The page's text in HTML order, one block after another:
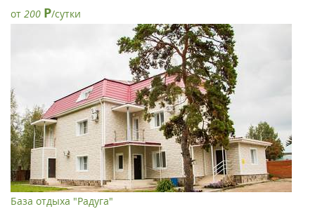
от 200 Р/сутки
База отдыха "Радуга"